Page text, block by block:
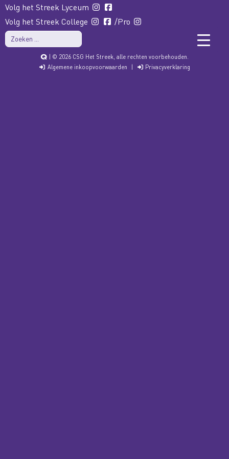
Volg het Streek College /Pro
Volg het Streek Lyceum
| © 2026 CSG Het Streek, alle rechten voorbehouden.
Algemene inkoopvoorwaarden
Privacyverklaring